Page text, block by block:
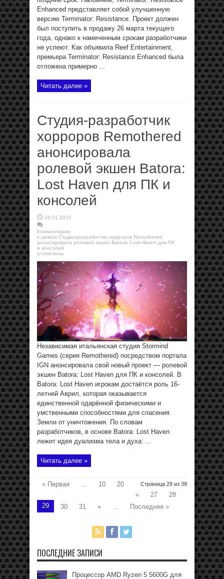
Enhanced представляет собой улучшенную
версию Terminator: Resistance. Проект должен
был поступить в продажу 26 марта текущего
года, однако к намеченным срокам разработчики
не успеют. Как объявила Reef Entertainment,
премьера Terminator: Resistance Enhanced была
отложена примерно ...
Читать далее »
Студия-разработчик
хорроров Remothered
анонсировала
ролевой экшен Batora:
Lost Haven для ПК и
консолей
28.01.2021
Комментарии
к записи Студия-разработчик хорроров Remothered
анонсировала ролевой экшен Batora: Lost Haven для ПК
и консолей
отключены
Независимая итальянская студия Stormind
Games (серия Remothered) посредством портала
IGN анонсировала свой новый проект — ролевой
экшен Batora: Lost Haven для ПК и консолей. В
Batora: Lost Haven игрокам достаётся роль 16-
летней Аврил, которая оказывается
единственной одарённой физическими и
умственными способностями для спасения
Земли от уничтожения. По словам
разработчиков, в основе Batora: Lost Haven
лежит идея дуализма тела и духа: ...
Читать далее »
Страница 29 из 39
« Первая ... 10
20
«
27
28
29
30 31 » ... Последняя »
ПОСЛЕДНИЕ ЗАПИСИ
Процессор AMD Ryzen 5 5600G для